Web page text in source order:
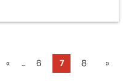
« ... 6 7 8 »